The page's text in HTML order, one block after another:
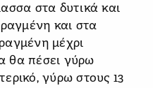
στα δυτικά και
και στα
μέχρι
θα πέσει γύρω
γύρω στους 13